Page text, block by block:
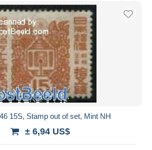
15S, Stamp out of set, Mint NH
± 6,94 US$